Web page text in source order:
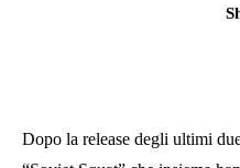
Dopo la release degli ultimi